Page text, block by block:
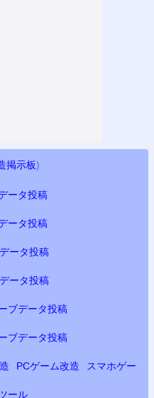
掲示板)
ータ投稿
ータ投稿
ータ投稿
ータ投稿
ブデータ投稿
ブデータ投稿
PCゲーム改造
スマホゲー
ール